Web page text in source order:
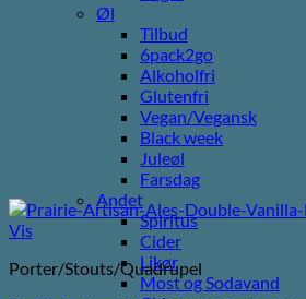
Øl
Tilbud
6pack2go
Alkoholfri
Glutenfri
Vegan/Vegansk
Black week
Juleøl
Farsdag
Andet
Spiritus
Cider
Likør
Most og Sodavand
Vis
Porter/Stouts/Quadrupel